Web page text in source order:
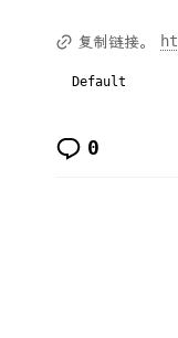
复制链接。
Default
0